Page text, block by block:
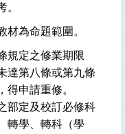
。
材為命題範圍。
規定之修業期限
達第八條或第九條
得申請重修。
部定及校訂必修科
轉學、轉科（學